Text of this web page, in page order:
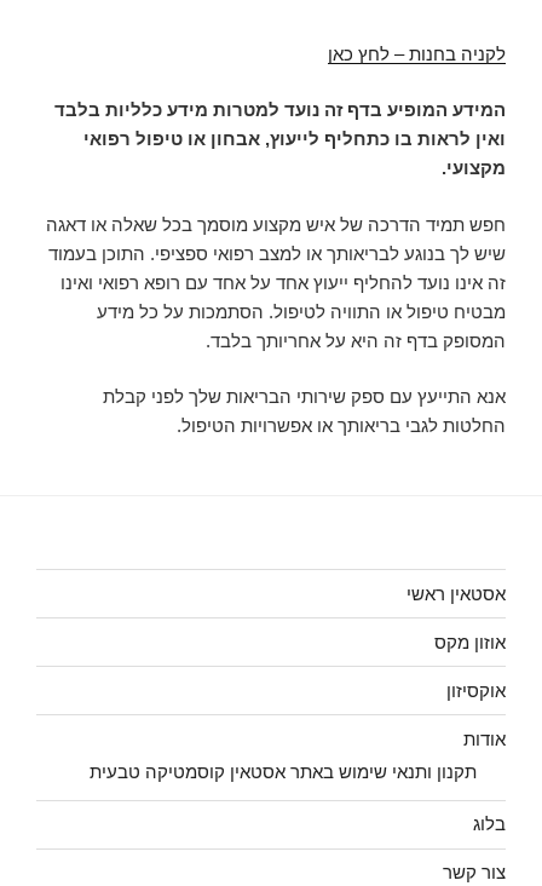
לקניה בחנות – לחץ כאן
המידע המופיע בדף זה נועד למטרות מידע כלליות בלבד
ואין לראות בו כתחליף לייעוץ, אבחון או טיפול רפואי
מקצועי.
חפש תמיד הדרכה של איש מקצוע מוסמך בכל שאלה או דאגה
שיש לך בנוגע לבריאותך או למצב רפואי ספציפי. התוכן בעמוד
זה אינו נועד להחליף ייעוץ אחד על אחד עם רופא רפואי ואינו
מבטיח טיפול או התוויה לטיפול. הסתמכות על כל מידע
המסופק בדף זה היא על אחריותך בלבד.
אנא התייעץ עם ספק שירותי הבריאות שלך לפני קבלת
החלטות לגבי בריאותך או אפשרויות הטיפול.
אסטאין ראשי
אוזון מקס
אוקסיזון
אודות
תקנון ותנאי שימוש באתר אסטאין קוסמטיקה טבעית
בלוג
צור קשר